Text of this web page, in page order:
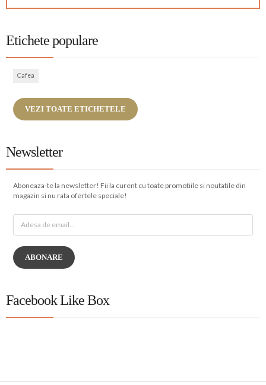
Etichete populare
Cafea
VEZI TOATE ETICHETELE
Newsletter
Aboneaza-te la newsletter! Fii la curent cu toate promotiile si noutatile din
magazin si nu rata ofertele speciale!
ABONARE
Facebook Like Box